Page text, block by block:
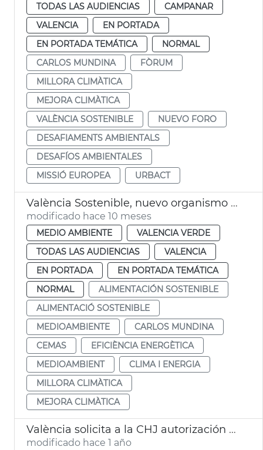
TODAS LAS AUDIENCIAS
CAMPANAR
VALENCIA
EN PORTADA
EN PORTADA TEMÁTICA
NORMAL
CARLOS MUNDINA
FÒRUM
MILLORA CLIMÀTICA
MEJORA CLIMÀTICA
VALÈNCIA SOSTENIBLE
NUEVO FORO
DESAFIAMENTS AMBIENTALS
DESAFÍOS AMBIENTALES
MISSIÓ EUROPEA
URBACT
València Sostenible, nuevo organismo autónomo
modificado hace 10 meses
MEDIO AMBIENTE
VALENCIA VERDE
TODAS LAS AUDIENCIAS
VALENCIA
EN PORTADA
EN PORTADA TEMÁTICA
NORMAL
ALIMENTACIÓN SOSTENIBLE
ALIMENTACIÓ SOSTENIBLE
MEDIOAMBIENTE
CARLOS MUNDINA
CEMAS
EFICIÈNCIA ENERGÈTICA
MEDIOAMBIENT
CLIMA I ENERGIA
MILLORA CLIMÀTICA
MEJORA CLIMÀTICA
València solicita a la CHJ autorización para limipar el cauce del Turia
modificado hace 1 año